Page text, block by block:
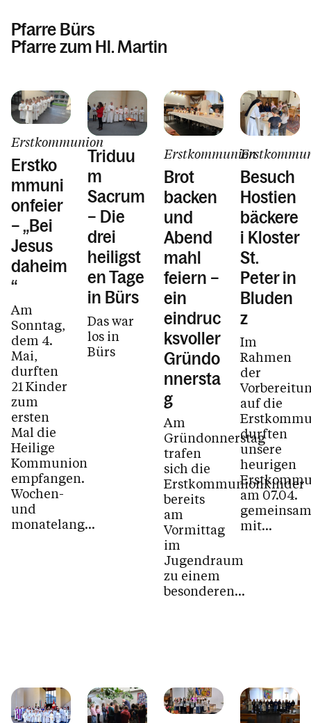
Pfarre Bürs
Pfarre zum Hl. Martin
Informationen
Kalender
Personen
Kontakt
Erstkommunion
Erstko
mmuni
onfeier
– „Bei
Jesus
daheim
“
Am
Sonntag,
dem 4.
Mai,
durften
21 Kinder
zum
ersten
Mal die
Heilige
Kommunion
empfangen.
Wochen-
und
monatelang...
Triduu
m
Sacrum
– Die
drei
heiligst
en Tage
in Bürs
Das war
los in
Bürs
Erstkommunion
Brot
backen
und
Abend
mahl
feiern –
ein
eindruc
ksvoller
Gründo
nnersta
g
Am
Gründonnerstag
trafen
sich die
Erstkommunionkinder
bereits
am
Vormittag
im
Jugendraum
zu einem
besonderen...
Besuch
Hostien
bäckere
i Kloster
St.
Peter in
Bluden
z
Im
Rahmen
der
auf die
durften
unsere
heurigen
am 07.04.
gemeinsam
mit...